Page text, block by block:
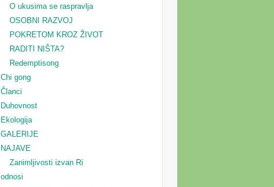
O ukusima se raspravlja
OSOBNI RAZVOJ
POKRETOM KROZ ŽIVOT
RADITI NIŠTA?
Redemptisong
Chi gong
Članci
Duhovnost
Ekologija
GALERIJE
NAJAVE
Zanimljivosti izvan Ri
odnosi